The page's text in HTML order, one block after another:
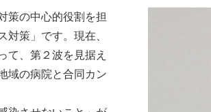
策の中心的役割を担
策」です。現在、
て、第２波を見据え
域の病院と合同カン